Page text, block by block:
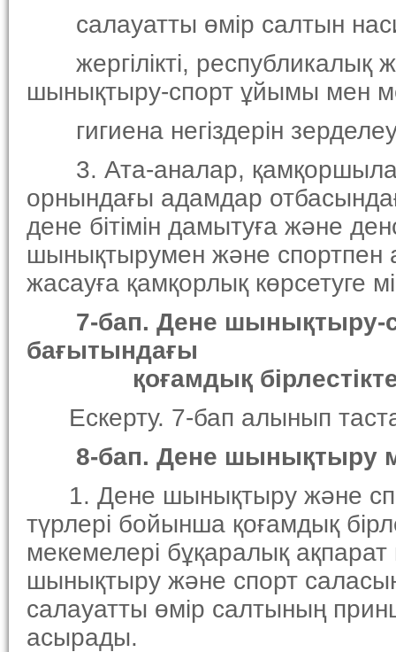
салауатты өмiр салтын
жергiлiктi, республикалық
шынықтыру-спорт ұйымы мен
гигиена негiздерiн
3. Ата-аналар,
орнындағы адамдар
дене бiтiмiн дамытуға және
шынықтырумен және спортпен
жасауға қамқорлық көрсетуге
7-бап. Дене шынықтыру-
бағытындағы
қоғамдық
Ескерту. 7-бап алынып
8-бап. Дене шынықтыру
1. Дене шынықтыру және
түрлерi бойынша қоғамдық
мекемелерi бұқаралық
шынықтыру және спорт
салауатты өмiр салтының
асырады.